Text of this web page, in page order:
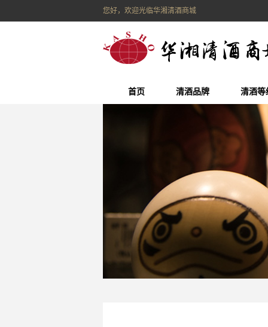
您好，欢迎光临华湘清酒商城
首页 清酒品牌 清酒等